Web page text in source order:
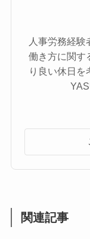
人事労務経
働き方に関す
り良い休日を
関連記事